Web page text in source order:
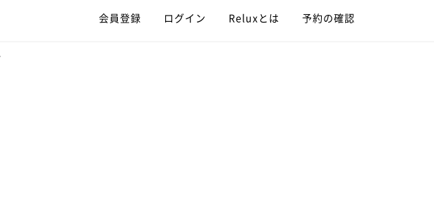
会員登録 ログイン Reluxとは 予約の確認